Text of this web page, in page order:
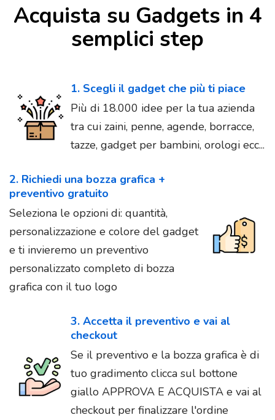
Acquista su Gadgets in 4
semplici step
1. Scegli il gadget che più ti piace
Più di 18.000 idee per la tua azienda
tra cui zaini, penne, agende, borracce,
tazze, gadget per bambini, orologi ecc...
2. Richiedi una bozza grafica +
preventivo gratuito
Seleziona le opzioni di: quantità,
personalizzazione e colore del gadget
e ti invieremo un preventivo
personalizzato completo di bozza
grafica con il tuo logo
3. Accetta il preventivo e vai al
checkout
Se il preventivo e la bozza grafica è di
tuo gradimento clicca sul bottone
giallo APPROVA E ACQUISTA e vai al
checkout per finalizzare l'ordine